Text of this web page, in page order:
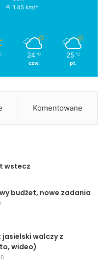
1.45 km/h
24 ℃
czw.
25 ℃
pt.
Komentowane
wstecz
budżet, nowe zadania
jasielski walczy z
wideo)